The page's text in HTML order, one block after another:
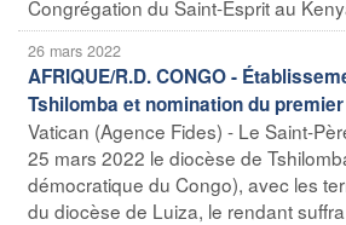
Congrégation du Saint-Esprit au
26 mars 2022
AFRIQUE/R.D. CONGO -
Tshilomba et nomination du
Vatican (Agence Fides) - Le Saint-
25 mars 2022 le diocèse de
démocratique du Congo), avec les
du diocèse de Luiza, le rendant